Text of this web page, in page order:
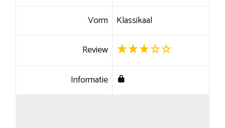
Vorm Klassikaal
Review
Informatie